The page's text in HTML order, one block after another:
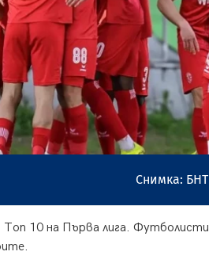
Снимка: БНТ
10 на Първа лига.